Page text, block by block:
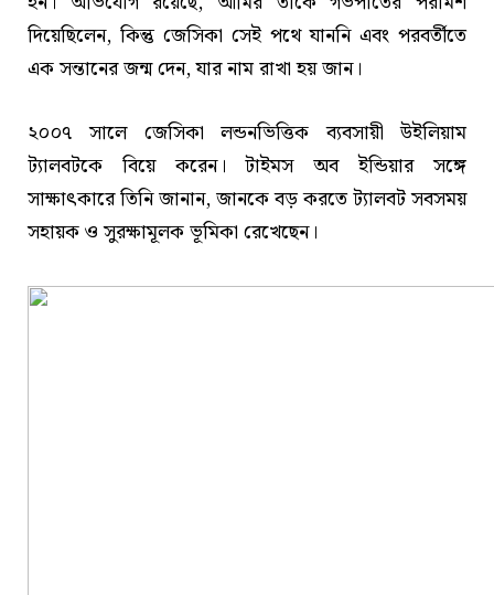
দিয়েছিলেন, কিন্তু জেসিকা সেই পথে যাননি এবং পরবর্তীতে
এক সন্তানের জন্ম দেন, যার নাম রাখা হয় জান।
২০০৭ সালে জেসিকা লন্ডনভিত্তিক ব্যবসায়ী উইলিয়াম
ট্যালবটকে বিয়ে করেন। টাইমস অব ইন্ডিয়ার সঙ্গে
সাক্ষাৎকারে তিনি জানান, জানকে বড় করতে ট্যালবট সবসময়
সহায়ক ও সুরক্ষামূলক ভূমিকা রেখেছেন।